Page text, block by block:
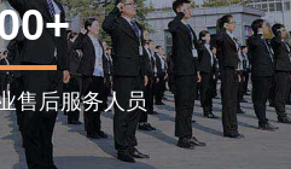
售后服务人员